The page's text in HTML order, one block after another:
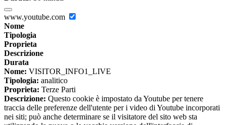
www.youtube.com
Nome
Tipologia
Proprieta
Descrizione
Durata
Nome: VISITOR_INFO1_LIVE
Tipologia: analitico
Proprieta: Terze Parti
Descrizione: Questo cookie è impostato da Youtube per tenere
traccia delle preferenze dell'utente per i video di Youtube incorporati
nei siti; può anche determinare se il visitatore del sito web sta